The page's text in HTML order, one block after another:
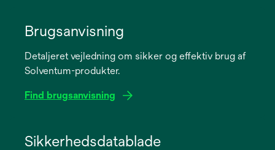
Brugsanvisning
Detaljeret vejledning om sikker og effektiv brug af
Solventum-produkter.
Find brugsanvisning
Sikkerhedsdatablade